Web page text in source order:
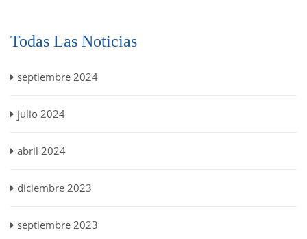
Todas Las Noticias
septiembre 2024
julio 2024
abril 2024
diciembre 2023
septiembre 2023